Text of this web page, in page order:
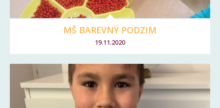
MŠ BAREVNÝ PODZIM
19.11.2020